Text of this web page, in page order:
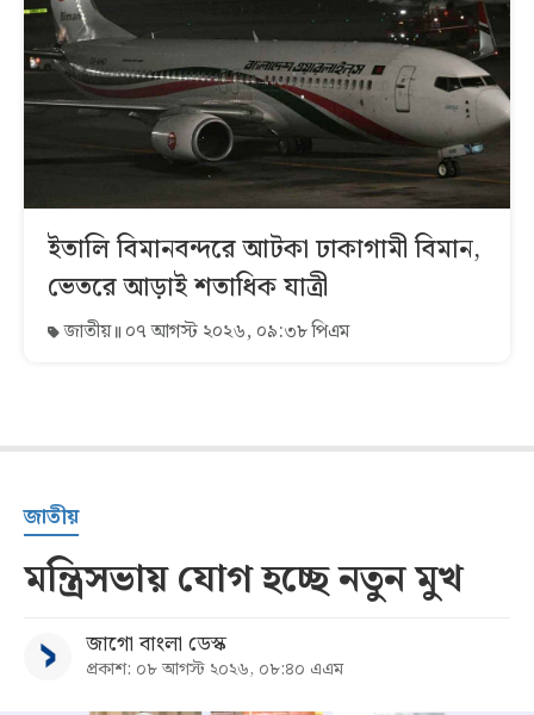
ইতালি বিমানবন্দরে আটকা ঢাকাগামী বিমান,
ভেতরে আড়াই শতাধিক যাত্রী
জাতীয় ০৭ আগস্ট ২০২৬, ০৯:৩৮ পিএম
জাতীয়
মন্ত্রিসভায় যোগ হচ্ছে নতুন মুখ
জাগো বাংলা ডেস্ক
প্রকাশ: ০৮ আগস্ট ২০২৬, ০৮:৪০ এএম